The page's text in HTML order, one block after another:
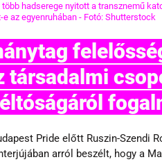
hadserege nyitott a transznemű
az egyenruhában - Fotó: Shutterstock
társadalmi
Pride előtt Ruszin-Szendi
arról beszélt, hogy a